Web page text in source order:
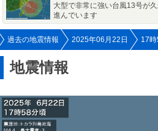
大型で非常に強い台風13号が
進んでいます
過去の地震情報 2025年06月22日 17
地震情報